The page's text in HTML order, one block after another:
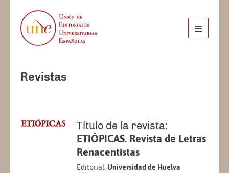
Revistas
Título de la revista:
ETIÓPICAS. Revista de Letras
Renacentistas
Editorial: Universidad de Huelva